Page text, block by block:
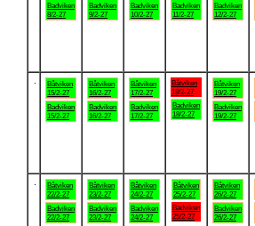
Badviken
8/2-27
Badviken
9/2-27
Badviken
10/2-27
Badviken
11/2-27
Badviken
12/2-27
Båtviken
15/2-27
Badviken
15/2-27
Båtviken
16/2-27
Badviken
16/2-27
Båtviken
17/2-27
Badviken
17/2-27
Båtviken
18/2-27
Badviken
18/2-27
Båtviken
19/2-27
Badviken
19/2-27
Båtviken
22/2-27
Badviken
22/2-27
Båtviken
23/2-27
Badviken
23/2-27
Båtviken
24/2-27
Badviken
24/2-27
Båtviken
25/2-27
Badviken
25/2-27
Båtviken
26/2-27
Badviken
26/2-27